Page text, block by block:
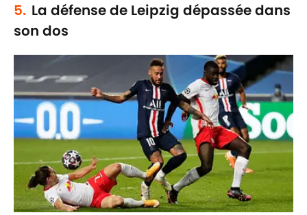
5. La défense de Leipzig dépassée dans
son dos